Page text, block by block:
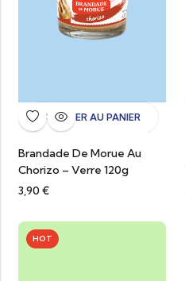
AJOUTER AU PANIER
Brandade De Morue Au
Chorizo – Verre 120g
3,90 €
HOT